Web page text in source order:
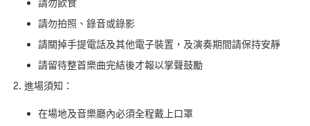
請勿飲食
請勿拍照、錄音或錄影
請關掉手提電話及其他電子裝置，及演奏期間請保持安靜
請留待整首樂曲完結後才報以掌聲鼓勵
進場須知：
在場地及音樂廳內必須全程戴上口罩